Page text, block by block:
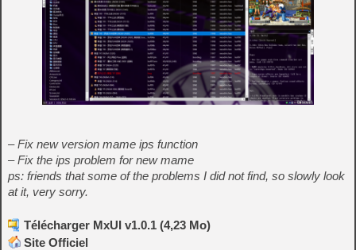
– Fix new version mame ips function
– Fix the ips problem for new mame
ps: friends that some of the problems I did not find, so slowly look
at it, very sorry.
Télécharger MxUI v1.0.1 (4,23 Mo)
Site Officiel